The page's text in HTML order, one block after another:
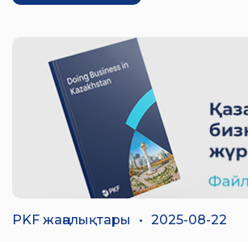
PKF жаңалықтары • 2025-08-22